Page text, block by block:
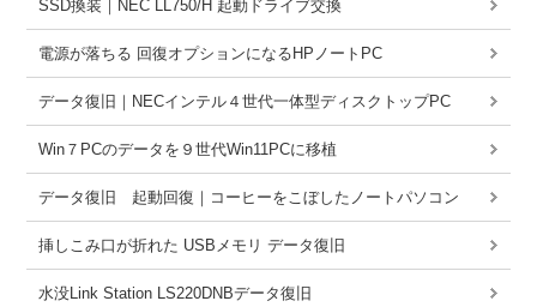
SSD換装｜NEC LL750/H 起動ドライブ交換
電源が落ちる 回復オプションになるHPノートPC
データ復旧｜NECインテル４世代一体型ディスクトップPC
Win７PCのデータを９世代Win11PCに移植
データ復旧 起動回復｜コーヒーをこぼしたノートパソコン
挿しこみ口が折れた USBメモリ データ復旧
水没Link Station LS220DNBデータ復旧